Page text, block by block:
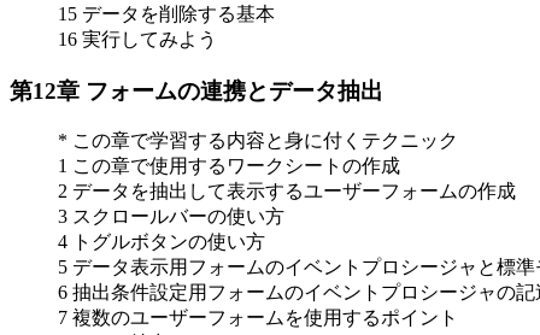
15 データを削除する基本
16 実行してみよう
第12章 フォームの連携とデータ抽出
* この章で学習する内容と身に付くテクニック
1 この章で使用するワークシートの作成
2 データを抽出して表示するユーザーフォームの作成
3 スクロールバーの使い方
4 トグルボタンの使い方
5 データ表示用フォームのイベントプロシージャと標
6 抽出条件設定用フォームのイベントプロシージャの記
7 複数のユーザーフォームを使用するポイント